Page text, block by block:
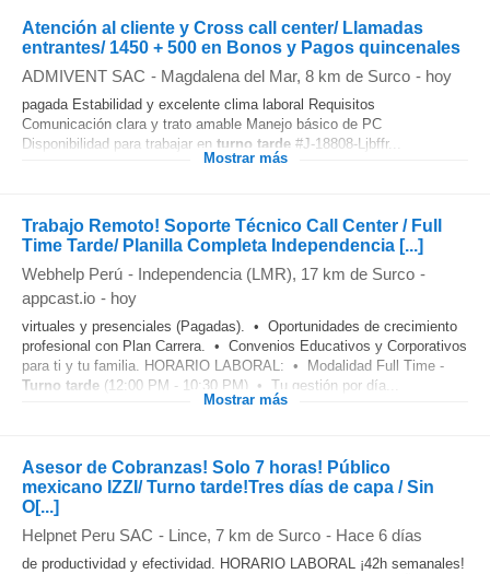
Atención al cliente y Cross call center/ Llamadas
entrantes/ 1450 + 500 en Bonos y Pagos quincenales
ADMIVENT SAC - Magdalena del Mar, 8 km de Surco - hoy
pagada Estabilidad y excelente clima laboral Requisitos
Comunicación clara y trato amable Manejo básico de PC
Disponibilidad para trabajar en turno tarde #J-18808-Ljbffr...
Mostrar más
Trabajo Remoto! Soporte Técnico Call Center / Full
Time Tarde/ Planilla Completa Independencia [...]
Webhelp Perú - Independencia (LMR), 17 km de Surco -
appcast.io - hoy
virtuales y presenciales (Pagadas). • Oportunidades de crecimiento
profesional con Plan Carrera. • Convenios Educativos y Corporativos
para ti y tu familia. HORARIO LABORAL: • Modalidad Full Time -
Turno tarde (12:00 PM - 10:30 PM) • Tu gestión por día...
Mostrar más
Asesor de Cobranzas! Solo 7 horas! Público
mexicano IZZI/ Turno tarde!Tres días de capa / Sin
O[...]
Helpnet Peru SAC - Lince, 7 km de Surco - Hace 6 días
de productividad y efectividad. HORARIO LABORAL ¡42h semanales!